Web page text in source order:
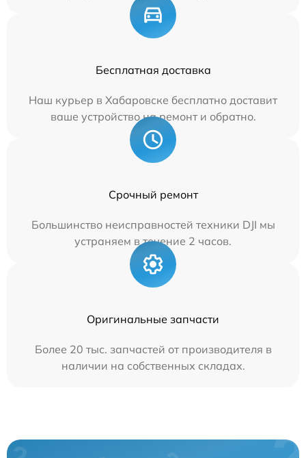
Бесплатная доставка
Наш курьер в Хабаровске бесплатно доставит
ваше устройство на ремонт и обратно.
Срочный ремонт
Большинство неисправностей техники DJI мы
устраняем в течение 2 часов.
Оригинальные запчасти
Более 20 тыс. запчастей от производителя в
наличии на собственных складах.